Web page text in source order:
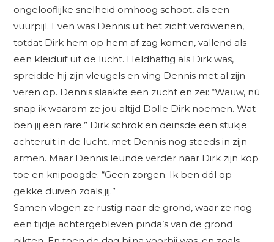
ongelooflijke snelheid omhoog schoot, als een
vuurpijl. Even was Dennis uit het zicht verdwenen,
totdat Dirk hem op hem af zag komen, vallend als
een kleiduif uit de lucht. Heldhaftig als Dirk was,
spreidde hij zijn vleugels en ving Dennis met al zijn
veren op. Dennis slaakte een zucht en zei: “Wauw, nú
snap ik waarom ze jou altijd Dolle Dirk noemen. Wat
ben jij een rare.” Dirk schrok en deinsde een stukje
achteruit in de lucht, met Dennis nog steeds in zijn
armen. Maar Dennis leunde verder naar Dirk zijn kop
toe en knipoogde. “Geen zorgen. Ik ben dól op
gekke duiven zoals jij.”
Samen vlogen ze rustig naar de grond, waar ze nog
een tijdje achtergebleven pinda’s van de grond